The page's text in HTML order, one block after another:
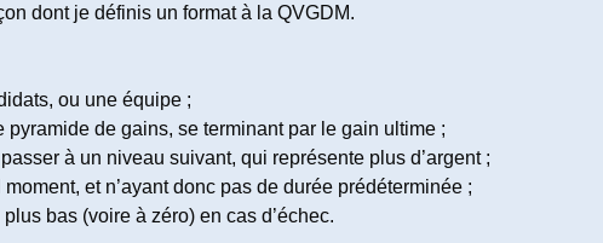
dont je définis un format à la QVGDM.
ou une équipe ;
pyramide de gains, se terminant par le gain ultime ;
à un niveau suivant, qui représente plus d’argent ;
et n’ayant donc pas de durée prédéterminée ;
bas (voire à zéro) en cas d’échec.